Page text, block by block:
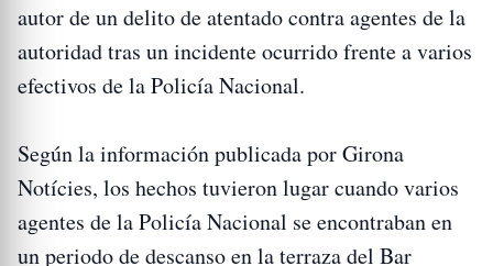
autor de un delito de atentado contra agentes de la
autoridad tras un incidente ocurrido frente a varios
efectivos de la Policía Nacional.
Según la información publicada por Girona
Notícies, los hechos tuvieron lugar cuando varios
agentes de la Policía Nacional se encontraban en
un periodo de descanso en la terraza del Bar